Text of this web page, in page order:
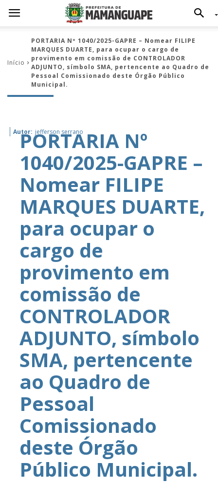
Início
PORTARIA Nº 1040/2025-GAPRE – Nomear FILIPE
MARQUES DUARTE, para ocupar o cargo de
provimento em comissão de CONTROLADOR
ADJUNTO, símbolo SMA, pertencente ao Quadro de
Pessoal Comissionado deste Órgão Público
Municipal.
Autor: jefferson serrano
PORTARIA Nº
1040/2025-GAPRE –
Nomear FILIPE
MARQUES DUARTE,
para ocupar o
cargo de
provimento em
comissão de
CONTROLADOR
ADJUNTO, símbolo
SMA, pertencente
ao Quadro de
Pessoal
Comissionado
deste Órgão
Público Municipal.